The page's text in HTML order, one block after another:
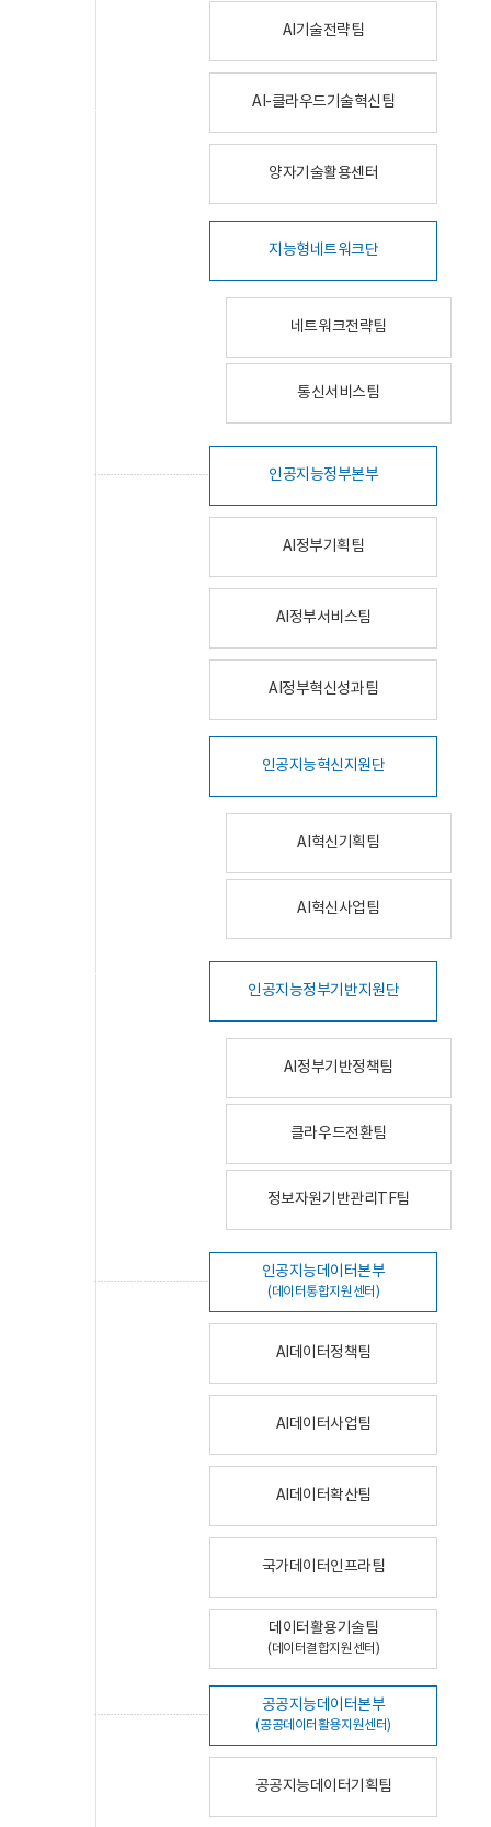
AI기술전략팀
AI-클라우드기술혁신팀
양자기술활용센터
지능형네트워크단
네트워크전략팀
통신서비스팀
인공지능정부본부
AI정부기획팀
AI정부서비스팀
AI정부혁신성과팀
인공지능혁신지원단
AI혁신기획팀
AI혁신사업팀
인공지능정부기반지원단
AI정부기반정책팀
클라우드전환팀
정보자원기반관리TF팀
인공지능데이터본부
(데이터통합지원센터)
AI데이터정책팀
AI데이터사업팀
AI데이터확산팀
국가데이터인프라팀
데이터활용기술팀
(데이터결합지원센터)
공공지능데이터본부
(공공데이터활용지원센터)
공공지능데이터기획팀